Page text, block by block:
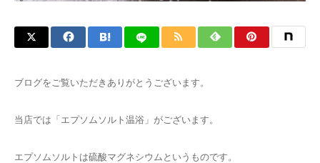
ブログをご覧いただきありがとうございます。
当店では「エプソムソルト温浴」がございます。
エプソムソルトは硫酸マグネシウムというものです。